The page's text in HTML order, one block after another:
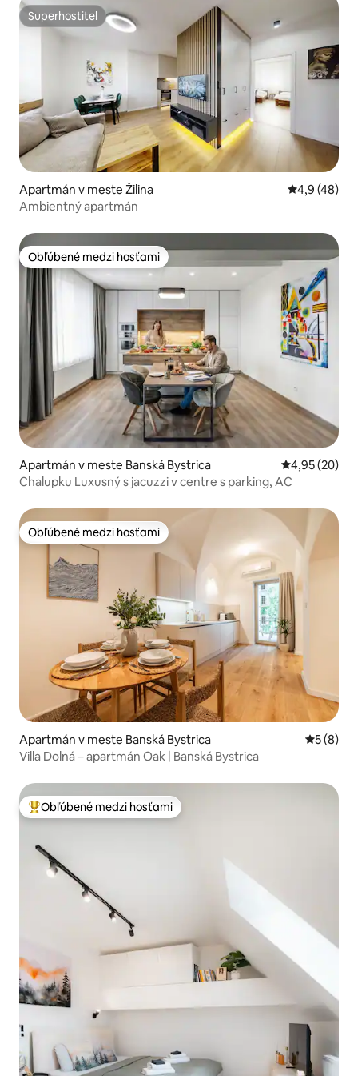
Superhostiteľ
Superhostiteľ
Apartmán v meste Žilina Priemerné
4,9 (48)
Ambientný apartmán
Obľúbené medzi hosťami
Obľúbené medzi hosťami
Apartmán v meste Banská Bystrica Priemerné
4,95 (20)
Chalupku Luxusný s jacuzzi v centre s parking, AC
Obľúbené medzi hosťami
Obľúbené medzi hosťami
Apartmán v meste Banská Bystrica
5 (8)
Villa Dolná – apartmán Oak | Banská Bystrica
Najobľúbenejšie medzi hosťami
Obľúbené medzi hosťami